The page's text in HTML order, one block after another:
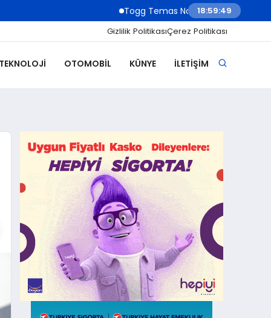
Togg Temas Noktaları Ağını Genişletiyor
18:59:51
Gizlilik PolitikasıÇerez Politikası
OTOMOBIL KÜNYE İLETIŞIM